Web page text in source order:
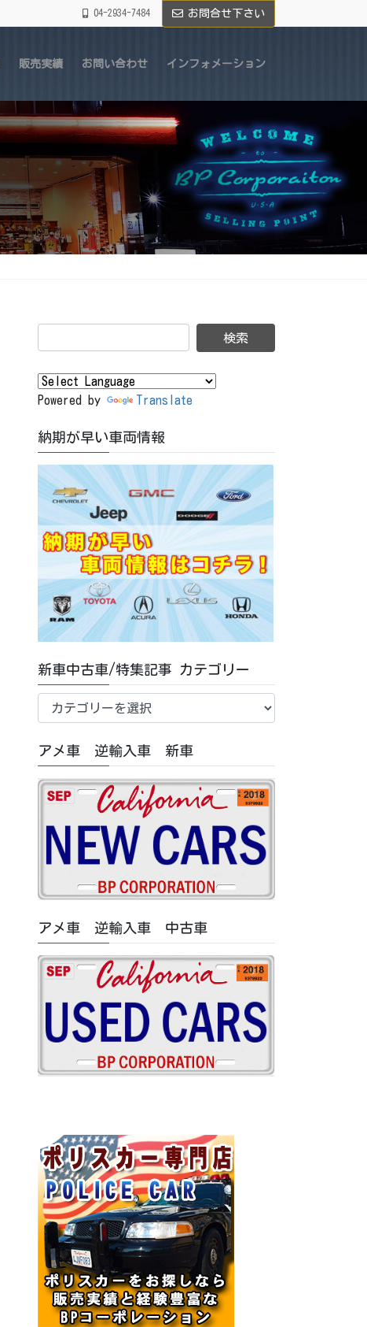
04-2934-7484 お問合せ下さい
販売実績 お問い合わせ インフォメーション
Powered by Translate
納期が早い車両情報
新車中古車/特集記事 カテゴリー
車
古
車/
特
リ
ー
アメ車 逆輸入車 新車
アメ車 逆輸入車 中古車